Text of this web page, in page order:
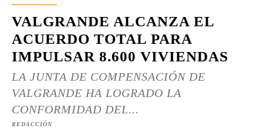
VALGRANDE ALCANZA EL
ACUERDO TOTAL PARA
IMPULSAR 8.600 VIVIENDAS
LA JUNTA DE COMPENSACIÓN DE
VALGRANDE HA LOGRADO LA
CONFORMIDAD DEL...
REDACCIÓN